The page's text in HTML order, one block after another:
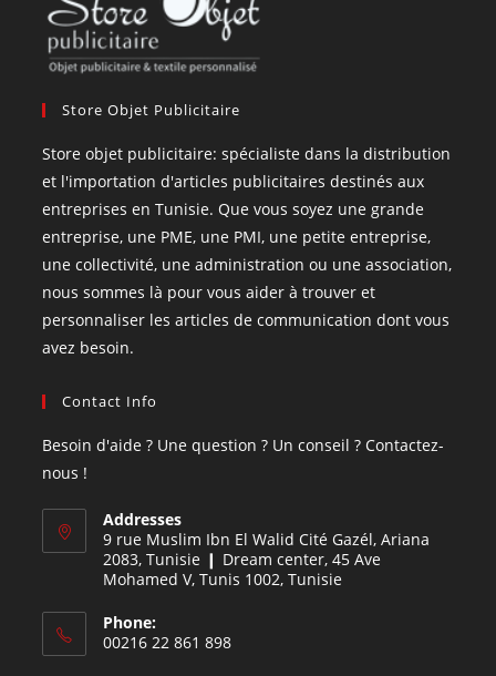
Store Objet Publicitaire
Store objet publicitaire: spécialiste dans la distribution
et l'importation d'articles publicitaires destinés aux
entreprises en Tunisie. Que vous soyez une grande
entreprise, une PME, une PMI, une petite entreprise,
une collectivité, une administration ou une association,
nous sommes là pour vous aider à trouver et
personnaliser les articles de communication dont vous
avez besoin.
Contact Info
Besoin d'aide ? Une question ? Un conseil ? Contactez-
nous !
Addresses
9 rue Muslim Ibn El Walid Cité Gazél, Ariana
2083, Tunisie ❙ Dream center, 45 Ave
Mohamed V, Tunis 1002, Tunisie
Phone:
00216 22 861 898